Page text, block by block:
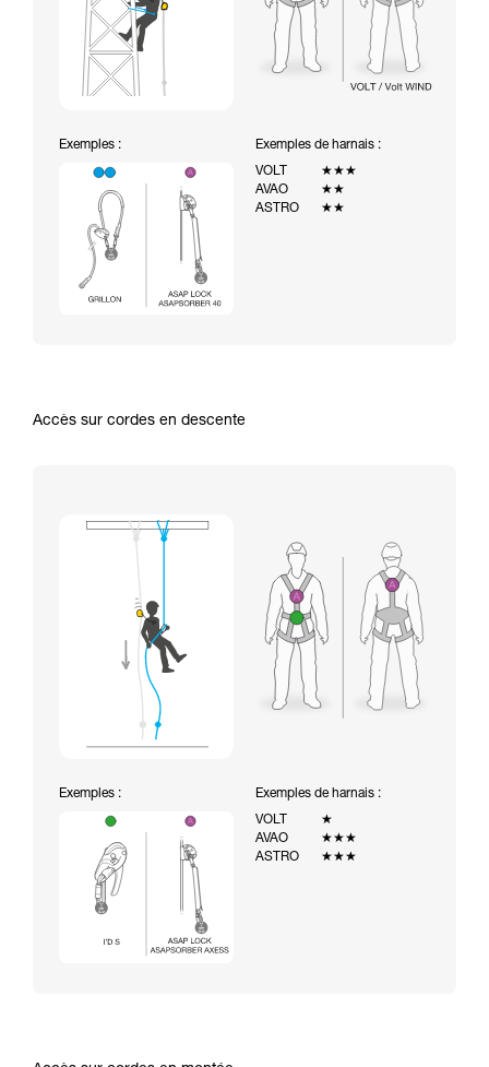
Exemples :
Exemples de harnais :
VOLT
★★★
AVAO
★★
ASTRO
★★
Accès sur cordes en descente
Exemples :
Exemples de harnais :
VOLT
★
AVAO
★★★
ASTRO
★★★